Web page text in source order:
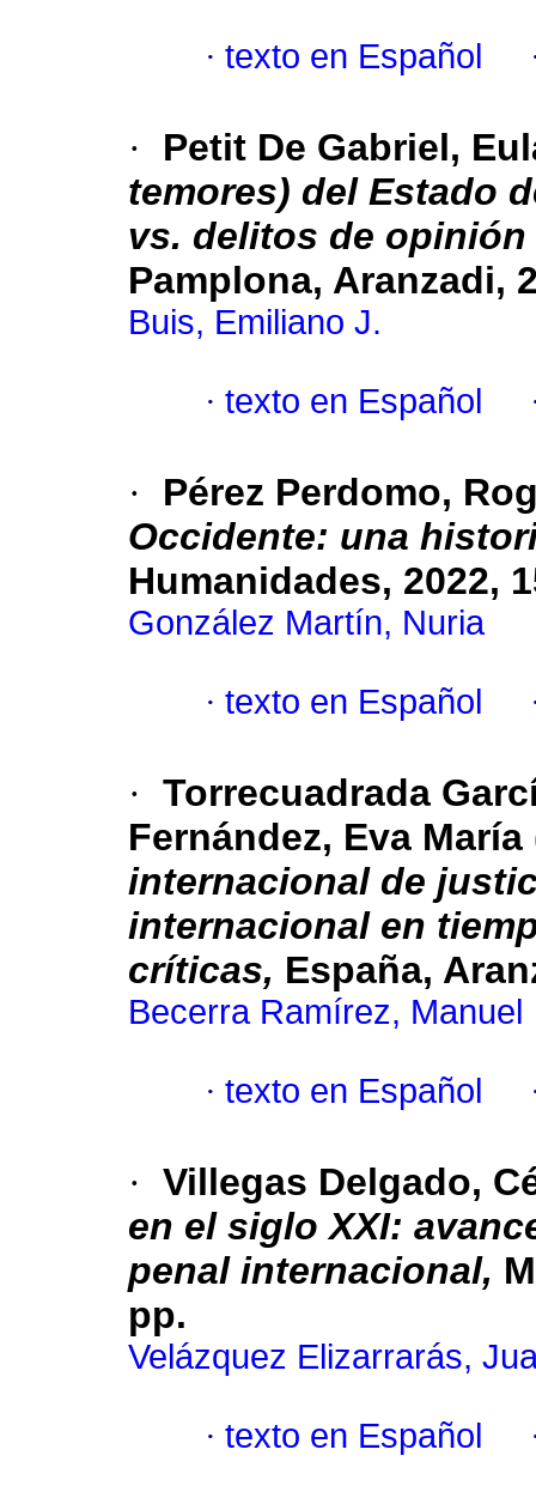
· texto en Español
·
Petit De Gabriel,
temores) del Estado
vs. delitos de
Pamplona, Aranzadi,
Buis, Emiliano J.
· texto en Español
·
Pérez Perdomo,
Occidente: una
Humanidades, 2022,
González Martín, Nuria
· texto en Español
· Torrecuadrada
Fernández, Eva
internacional de
internacional en
críticas, España,
Becerra Ramírez, Manuel
· texto en Español
· Villegas Delgado,
en el siglo XXI:
penal internacional,
pp.
Velázquez Elizarrarás,
· texto en Español